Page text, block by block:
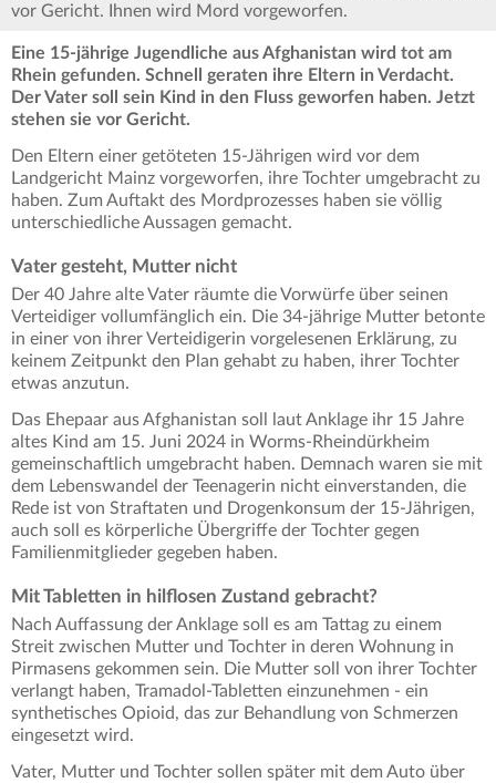
vor Gericht. Ihnen wird Mord vorgeworfen.
Eine 15-jährige Jugendliche aus Afghanistan wird tot am
Rhein gefunden. Schnell geraten ihre Eltern in Verdacht.
Der Vater soll sein Kind in den Fluss geworfen haben. Jetzt
stehen sie vor Gericht.
Den Eltern einer getöteten 15-Jährigen wird vor dem
Landgericht Mainz vorgeworfen, ihre Tochter umgebracht zu
haben. Zum Auftakt des Mordprozesses haben sie völlig
unterschiedliche Aussagen gemacht.
Vater gesteht, Mutter nicht
Der 40 Jahre alte Vater räumte die Vorwürfe über seinen
Verteidiger vollumfänglich ein. Die 34-jährige Mutter betonte
in einer von ihrer Verteidigerin vorgelesenen Erklärung, zu
keinem Zeitpunkt den Plan gehabt zu haben, ihrer Tochter
etwas anzutun.
Das Ehepaar aus Afghanistan soll laut Anklage ihr 15 Jahre
altes Kind am 15. Juni 2024 in Worms-Rheindürkheim
gemeinschaftlich umgebracht haben. Demnach waren sie mit
dem Lebenswandel der Teenagerin nicht einverstanden, die
Rede ist von Straftaten und Drogenkonsum der 15-Jährigen,
auch soll es körperliche Übergriffe der Tochter gegen
Familienmitglieder gegeben haben.
Mit Tabletten in hilflosen Zustand gebracht?
Nach Auffassung der Anklage soll es am Tattag zu einem
Streit zwischen Mutter und Tochter in deren Wohnung in
Pirmasens gekommen sein. Die Mutter soll von ihrer Tochter
verlangt haben, Tramadol-Tabletten einzunehmen - ein
synthetisches Opioid, das zur Behandlung von Schmerzen
eingesetzt wird.
Vater, Mutter und Tochter sollen später mit dem Auto über